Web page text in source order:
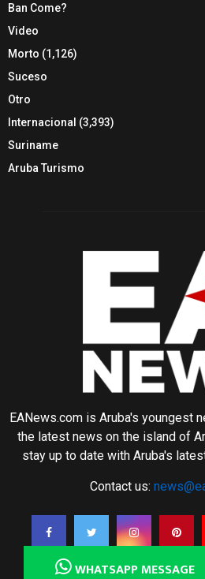
Ban Come?
Video
Morto (1,126)
Suceso
Otro
Internacional (3,393)
Suriname
Aruba Turismo
EANews.com is Aruba's youngest
the latest news on the island of
stay up to date with Aruba's
Contact us:
WHATSAPP MESSAGE